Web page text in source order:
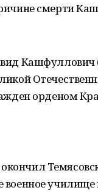
смерти
Кашфуллович
орденом
военное